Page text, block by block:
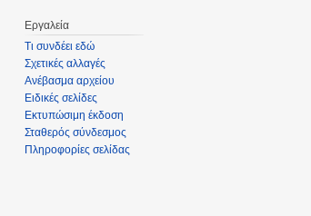
Εργαλεία
Τι συνδέει εδώ
Σχετικές αλλαγές
Ανέβασμα αρχείου
Ειδικές σελίδες
Εκτυπώσιμη έκδοση
Σταθερός σύνδεσμος
Πληροφορίες σελίδας